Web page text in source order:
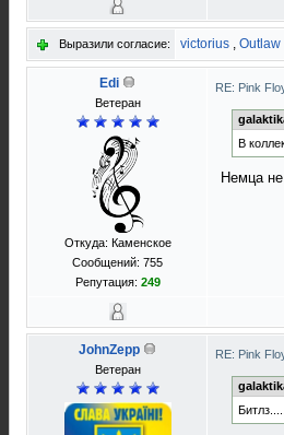
Выразили согласие: victorius , Outlaw
Edi
Ветеран
Откуда: Каменское
Сообщений: 755
Репутация: 249
RE: Pink
В
Немца
JohnZepp
Ветеран
RE: Pink